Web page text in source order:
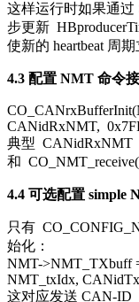
这样运行时如果通过
步更新
使新的 heartbeat 周期
4.3 配置 NMT 命令
CANidRxNMT,
典型 CANidRxNMT
和
4.4 可选配置 simple
只有
始化：
NMT->NMT_TXbuff
NMT_txIdx,
这对应发送 CAN-ID